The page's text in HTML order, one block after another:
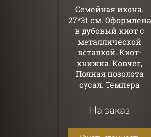
Семейная икона.
27*31 см. Оформлена
в дубовый киот с
металлической
вставкой. Киот-
книжка. Ковчег,
Полная позолота
сусал. Темпера
На заказ